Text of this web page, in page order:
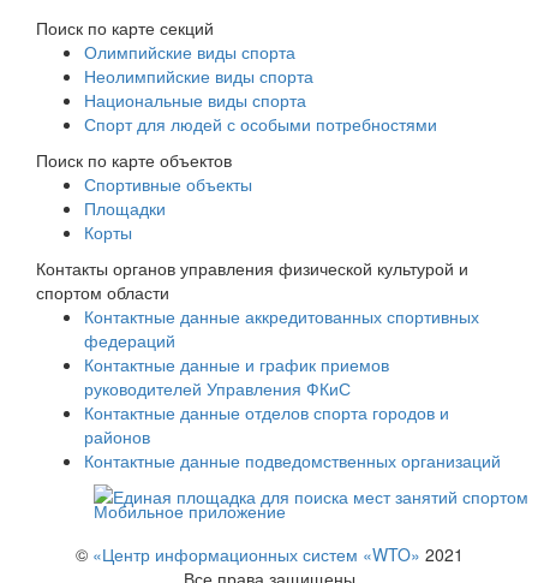
Поиск по карте секций
Олимпийские виды спорта
Неолимпийские виды спорта
Национальные виды спорта
Спорт для людей с особыми потребностями
Поиск по карте объектов
Спортивные объекты
Площадки
Корты
Контакты органов управления физической культурой и
спортом области
Контактные данные аккредитованных спортивных
федераций
Контактные данные и график приемов
руководителей Управления ФКиС
Контактные данные отделов спорта городов и
районов
Контактные данные подведомственных организаций
Мобильное приложение
© «Центр информационных систем «WTO» 2021